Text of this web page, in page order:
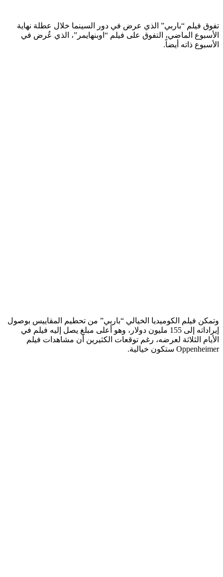
تفوق فيلم “باربي” الذي عرض في دور السينما خلال عطلة نهاية
الأسبوع الماضي، التفوق على فيلم “اوبنهايمر”، الذي عُرض في
الأسبوع ذاته أيضاً.
وتمكن فيلم الكوميديا الخيالي “باربي” من تحطيم المقاييس بوصول
إيراداته إلى 155 مليون دولار، وهو أعلى مبلغ يصل إليه فيلم في
الأيام الثلاثة لعرضه، رغم توقعات الكثيرين أن مشاهدات فيلم
Oppenheimer ستكون خيالية.